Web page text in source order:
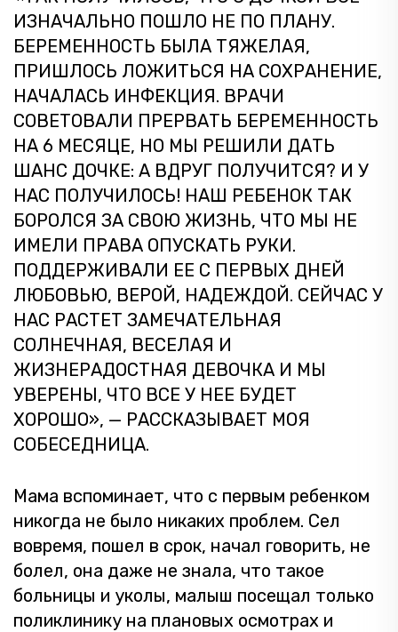
ИЗНАЧАЛЬНО ПОШЛО НЕ ПО ПЛАНУ.
БЕРЕМЕННОСТЬ БЫЛА ТЯЖЕЛАЯ,
ПРИШЛОСЬ ЛОЖИТЬСЯ НА СОХРАНЕНИЕ,
НАЧАЛАСЬ ИНФЕКЦИЯ. ВРАЧИ
СОВЕТОВАЛИ ПРЕРВАТЬ БЕРЕМЕННОСТЬ
НА 6 МЕСЯЦЕ, НО МЫ РЕШИЛИ ДАТЬ
ШАНС ДОЧКЕ: А ВДРУГ ПОЛУЧИТСЯ? И У
НАС ПОЛУЧИЛОСЬ! НАШ РЕБЕНОК ТАК
БОРОЛСЯ ЗА СВОЮ ЖИЗНЬ, ЧТО МЫ НЕ
ИМЕЛИ ПРАВА ОПУСКАТЬ РУКИ.
ПОДДЕРЖИВАЛИ ЕЕ С ПЕРВЫХ ДНЕЙ
ЛЮБОВЬЮ, ВЕРОЙ, НАДЕЖДОЙ. СЕЙЧАС У
НАС РАСТЕТ ЗАМЕЧАТЕЛЬНАЯ
СОЛНЕЧНАЯ, ВЕСЕЛАЯ И
ЖИЗНЕРАДОСТНАЯ ДЕВОЧКА И МЫ
УВЕРЕНЫ, ЧТО ВСЕ У НЕЕ БУДЕТ
ХОРОШО», — РАССКАЗЫВАЕТ МОЯ
СОБЕСЕДНИЦА.
Мама вспоминает, что с первым ребенком
никогда не было никаких проблем. Сел
вовремя, пошел в срок, начал говорить, не
болел, она даже не знала, что такое
больницы и уколы, малыш посещал только
поликлинику на плановых осмотрах и